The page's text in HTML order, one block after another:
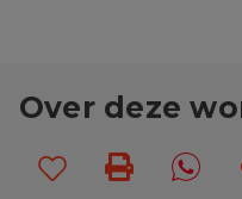
Over deze